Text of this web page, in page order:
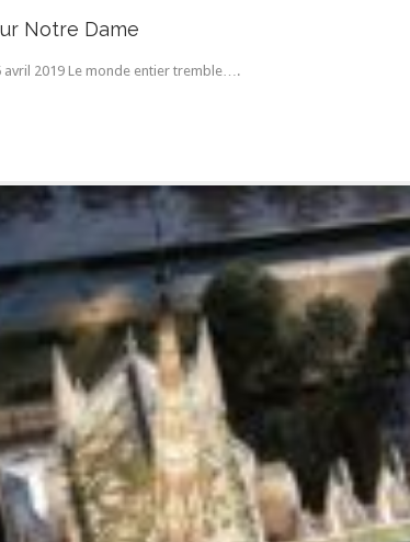
Notre Dame
2019 Le monde entier tremble….